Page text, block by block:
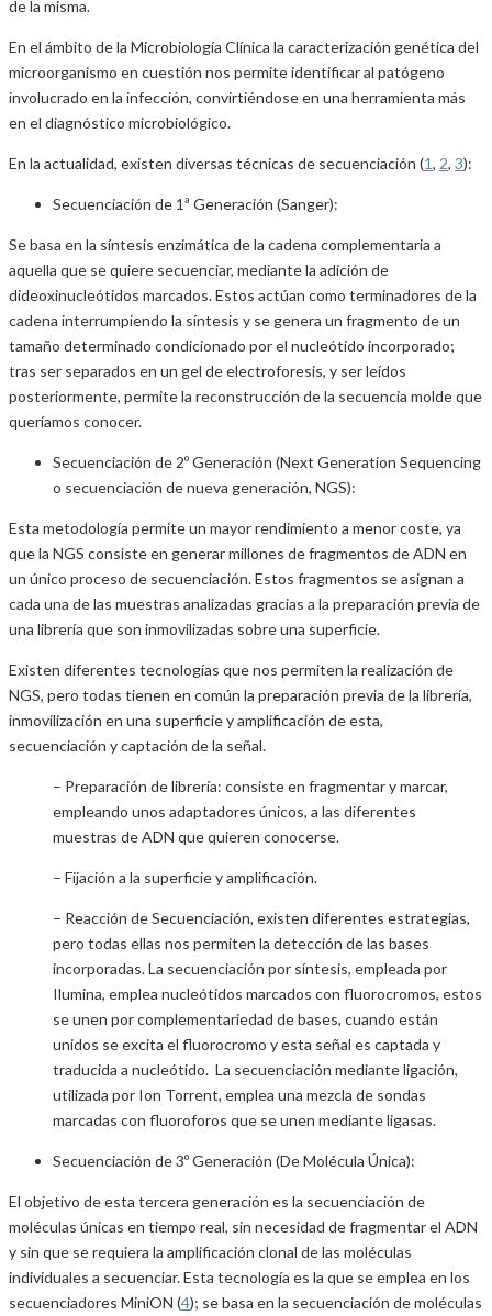
de la misma.
En el ámbito de la Microbiología Clínica la caracterización genética del
microorganismo en cuestión nos permite identificar al patógeno
involucrado en la infección, convirtiéndose en una herramienta más
en el diagnóstico microbiológico.
En la actualidad, existen diversas técnicas de secuenciación (1, 2, 3):
Secuenciación de 1ª Generación (Sanger):
Se basa en la síntesis enzimática de la cadena complementaria a
aquella que se quiere secuenciar, mediante la adición de
dideoxinucleótidos marcados. Estos actúan como terminadores de la
cadena interrumpiendo la síntesis y se genera un fragmento de un
tamaño determinado condicionado por el nucleótido incorporado;
tras ser separados en un gel de electroforesis, y ser leídos
posteriormente, permite la reconstrucción de la secuencia molde que
queríamos conocer.
Secuenciación de 2º Generación (Next Generation Sequencing
o secuenciación de nueva generación, NGS):
Esta metodología permite un mayor rendimiento a menor coste, ya
que la NGS consiste en generar millones de fragmentos de ADN en
un único proceso de secuenciación. Estos fragmentos se asignan a
cada una de las muestras analizadas gracias a la preparación previa de
una librería que son inmovilizadas sobre una superficie.
Existen diferentes tecnologías que nos permiten la realización de
NGS, pero todas tienen en común la preparación previa de la librería,
inmovilización en una superficie y amplificación de esta,
secuenciación y captación de la señal.
– Preparación de librería: consiste en fragmentar y marcar,
empleando unos adaptadores únicos, a las diferentes
muestras de ADN que quieren conocerse.
– Fijación a la superficie y amplificación.
– Reacción de Secuenciación, existen diferentes estrategias,
pero todas ellas nos permiten la detección de las bases
incorporadas. La secuenciación por síntesis, empleada por
Ilumina, emplea nucleótidos marcados con fluorocromos, estos
se unen por complementariedad de bases, cuando están
unidos se excita el fluorocromo y esta señal es captada y
traducida a nucleótido. La secuenciación mediante ligación,
utilizada por Ion Torrent, emplea una mezcla de sondas
marcadas con fluoroforos que se unen mediante ligasas.
Secuenciación de 3º Generación (De Molécula Única):
El objetivo de esta tercera generación es la secuenciación de
moléculas únicas en tiempo real, sin necesidad de fragmentar el ADN
y sin que se requiera la amplificación clonal de las moléculas
individuales a secuenciar. Esta tecnología es la que se emplea en los
secuenciadores MiniON (4); se basa en la secuenciación de moléculas